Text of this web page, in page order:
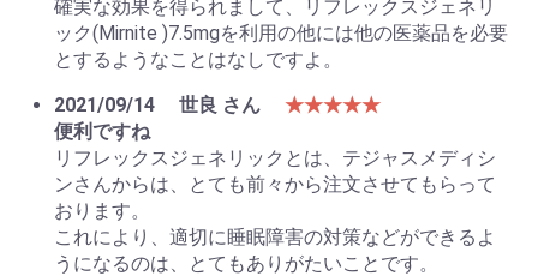
確実な効果を得られまして、リフレックスジェネリ
ック(Mirnite )7.5mgを利用の他には他の医薬品を必要
とするようなことはなしですよ。
2021/09/14
世良 さん
★★★★★
便利ですね
リフレックスジェネリックとは、テジャスメディシ
ンさんからは、とても前々から注文させてもらって
おります。
これにより、適切に睡眠障害の対策などができるよ
うになるのは、とてもありがたいことです。